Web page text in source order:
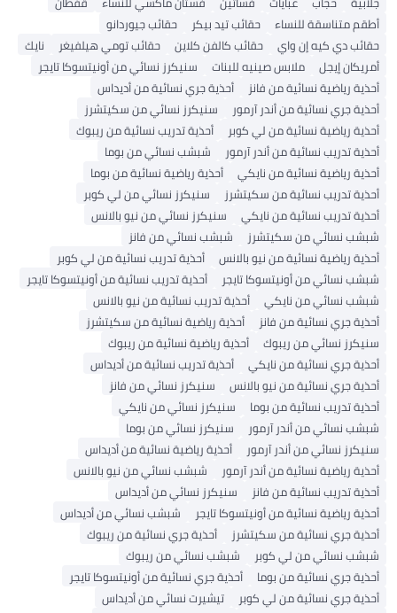
متناسقة للنساء
حقائب تيد بيكر
حقائب جيوردانو
دي كيه إن واي
حقائب كالفن كلاين حقائب تومي هيلفيغر
نايك
إيجل
ملابس صينيه للبنات
سنيكرز نسائي من أونيتسوكا تايجر
رياضية نسائية من فانز
أحذية جري نسائية من أديداس
جري نسائية من أندر آرمور
سنيكرز نسائي من سكيتشرز
رياضية نسائية من لي كوبر
أحذية تدريب نسائية من ريبوك
تدريب نسائية من أندر آرمور
شبشب نسائي من بوما
رياضية نسائية من نايكي
أحذية رياضية نسائية من بوما
تدريب نسائية من سكيتشرز
سنيكرز نسائي من لي كوبر
تدريب نسائية من نايكي
سنيكرز نسائي من نيو بالانس
نسائي من سكيتشرز
شبشب نسائي من فانز
رياضية نسائية من نيو بالانس
أحذية تدريب نسائية من لي كوبر
نسائي من أونيتسوكا تايجر
أحذية تدريب نسائية من أونيتسوكا تايجر
نسائي من نايكي
أحذية تدريب نسائية من نيو بالانس
جري نسائية من فانز
أحذية رياضية نسائية من سكيتشرز
نسائي من ريبوك
أحذية رياضية نسائية من ريبوك
جري نسائية من نايكي
أحذية تدريب نسائية من أديداس
جري نسائية من نيو بالانس
سنيكرز نسائي من فانز
تدريب نسائية من بوما
سنيكرز نسائي من نايكي
نسائي من أندر آرمور
سنيكرز نسائي من بوما
نسائي من أندر آرمور
أحذية رياضية نسائية من أديداس
رياضية نسائية من أندر آرمور
شبشب نسائي من نيو بالانس
تدريب نسائية من فانز
سنيكرز نسائي من أديداس
رياضية نسائية من أونيتسوكا تايجر
شبشب نسائي من أديداس
جري نسائية من سكيتشرز
أحذية جري نسائية من ريبوك
نسائي من لي كوبر
شبشب نسائي من ريبوك
جري نسائية من بوما
أحذية جري نسائية من أونيتسوكا تايجر
جري نسائية من لي كوبر
تيشيرت نسائي من أديداس